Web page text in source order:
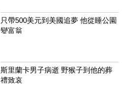
只帶500美元到美國追夢 他從睡公園
變富翁
斯里蘭卡男子病逝 野猴子到他的葬
禮致哀